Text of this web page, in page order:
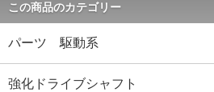
この商品のカテゴリー
パーツ 駆動系
強化ドライブシャフト